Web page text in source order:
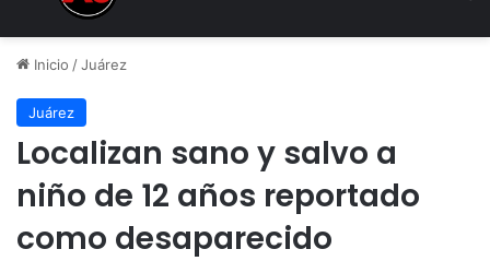
Inicio /Juárez
Juárez
Localizan sano y salvo a
niño de 12 años reportado
como desaparecido